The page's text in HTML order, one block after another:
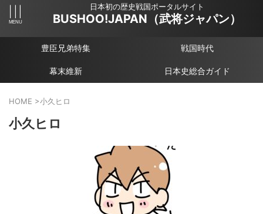
日本初の歴史戦国ポータルサイト
BUSHOO!JAPAN（武将ジャパン）
豊臣兄弟特集 戦国時代
幕末維新 日本史総合ガイド
HOME >小久ヒロ
小久ヒロ